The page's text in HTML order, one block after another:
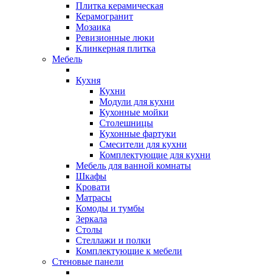
Плитка керамическая
Керамогранит
Мозаика
Ревизионные люки
Клинкерная плитка
Мебель
Кухня
Кухни
Модули для кухни
Кухонные мойки
Столешницы
Кухонные фартуки
Смесители для кухни
Комплектующие для кухни
Мебель для ванной комнаты
Шкафы
Кровати
Матрасы
Комоды и тумбы
Зеркала
Столы
Стеллажи и полки
Комплектующие к мебели
Стеновые панели